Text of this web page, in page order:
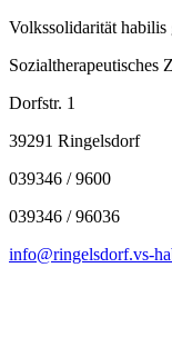
Volkssolidarität habilis
Sozialtherapeutisches
Dorfstr. 1
39291 Ringelsdorf
039346 / 9600
039346 / 96036
info@ringelsdorf.vs-